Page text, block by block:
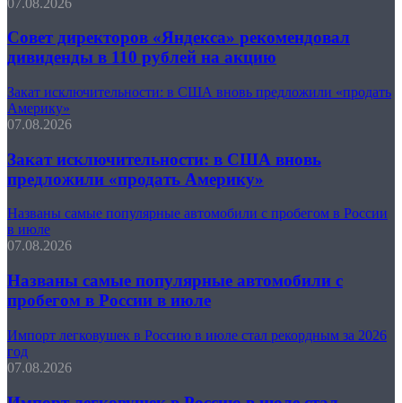
Совет директоров «Яндекса» рекомендовал
дивиденды в 110 рублей на акцию
Закат исключительности: в США вновь предложили «продать
Америку»
07.08.2026
Закат исключительности: в США вновь
предложили «продать Америку»
Названы самые популярные автомобили с пробегом в России
в июле
07.08.2026
Названы самые популярные автомобили с
пробегом в России в июле
Импорт легковушек в Россию в июле стал рекордным за 2026
год
07.08.2026